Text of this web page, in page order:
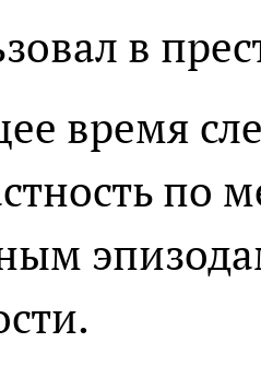
в
время
по